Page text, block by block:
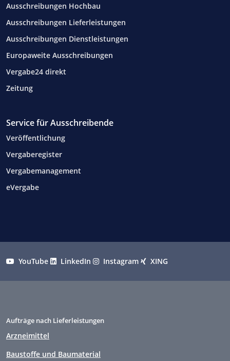
Ausschreibungen Hochbau
Ausschreibungen Lieferleistungen
Ausschreibungen Dienstleistungen
Europaweite Ausschreibungen
Vergabe24 direkt
Zeitung
Service für Ausschreibende
Veröffentlichung
Vergaberegister
Vergabemanagement
eVergabe
YouTube LinkedIn Instagram XING
Aufträge nach Lieferleistungen
Arzneimittel
Baustoffe und Baumaterial